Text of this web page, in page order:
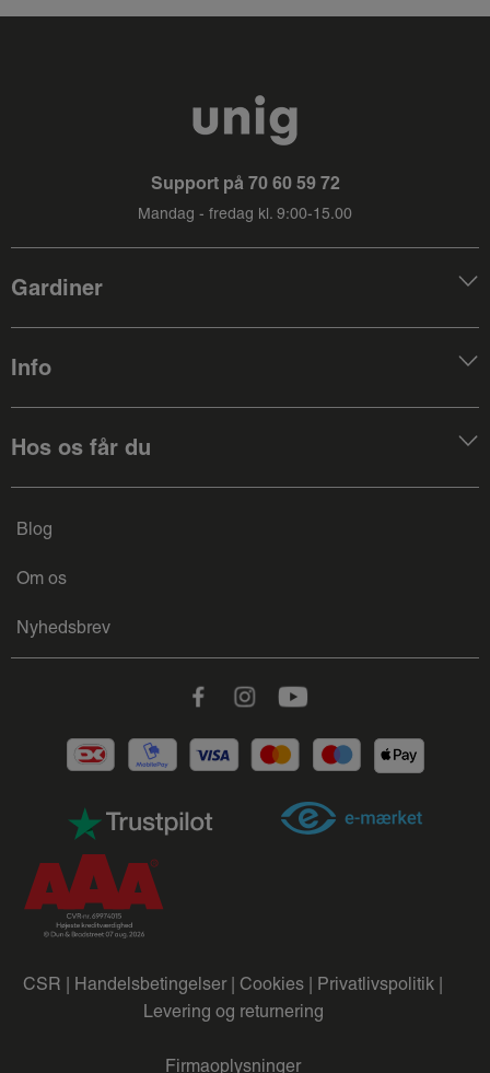
Support på 70 60 59 72
Mandag - fredag kl. 9:00-15.00
Gardiner
Info
Hos os får du
Blog
Om os
Nyhedsbrev
FacebookInstagramYoutube
CSR | Handelsbetingelser | Cookies | Privatlivspolitik |
Levering og returnering
Firmaoplysninger